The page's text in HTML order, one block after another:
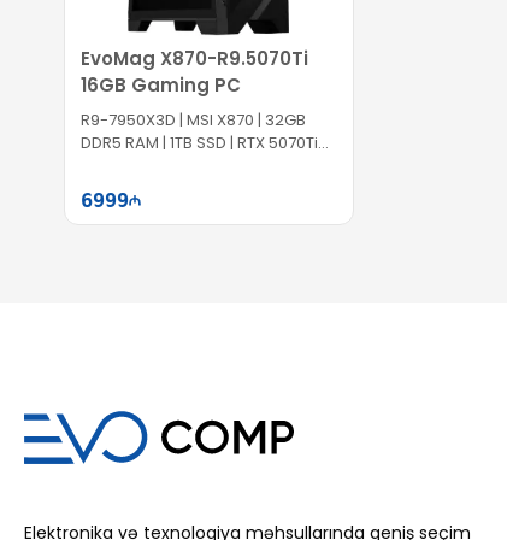
EvoMag X870-R9.5070Ti
16GB Gaming PC
R9-7950X3D | MSI X870 | 32GB
DDR5 RAM | 1TB SSD | RTX 5070Ti
6999
Elektronika və texnologiya məhsullarında geniş seçim